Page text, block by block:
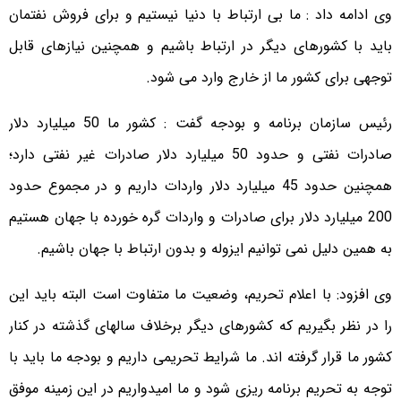
وی ادامه داد : ما بی ارتباط با دنیا نیستیم و برای فروش نفتمان
باید با کشورهای دیگر در ارتباط باشیم و همچنین نیازهای قابل
توجهی برای کشور ما از خارج وارد می شود.
رئیس سازمان برنامه و بودجه گفت : کشور ما 50 میلیارد دلار
صادرات نفتی و حدود 50 میلیارد دلار صادرات غیر نفتی دارد؛
همچنین حدود 45 میلیارد دلار واردات داریم و در مجموع حدود
200 میلیارد دلار برای صادرات و واردات گره خورده با جهان هستیم
به همین دلیل نمی توانیم ایزوله و بدون ارتباط با جهان باشیم.
وی افزود: با اعلام تحریم، وضعیت ما متفاوت است البته باید این
را در نظر بگیریم که کشورهای دیگر برخلاف سالهای گذشته در کنار
کشور ما قرار گرفته اند. ما شرایط تحریمی داریم و بودجه ما باید با
توجه به تحریم برنامه ریزی شود و ما امیدواریم در این زمینه موفق